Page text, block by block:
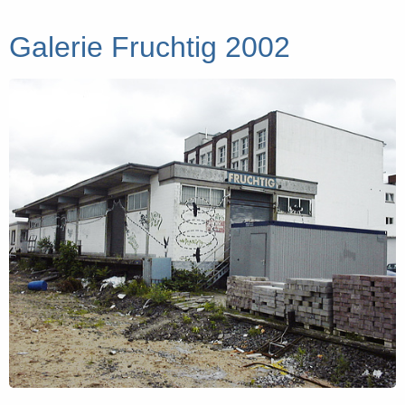
Galerie Fruchtig 2002